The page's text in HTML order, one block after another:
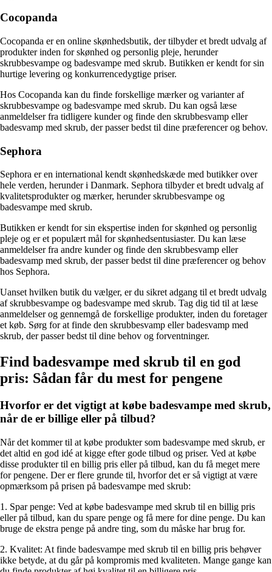
Cocopanda
Cocopanda er en online skønhedsbutik, der tilbyder et bredt udvalg af
produkter inden for skønhed og personlig pleje, herunder
skrubbesvampe og badesvampe med skrub. Butikken er kendt for sin
hurtige levering og konkurrencedygtige priser.
Hos Cocopanda kan du finde forskellige mærker og varianter af
skrubbesvampe og badesvampe med skrub. Du kan også læse
anmeldelser fra tidligere kunder og finde den skrubbesvamp eller
badesvamp med skrub, der passer bedst til dine præferencer og behov.
Sephora
Sephora er en international kendt skønhedskæde med butikker over
hele verden, herunder i Danmark. Sephora tilbyder et bredt udvalg af
kvalitetsprodukter og mærker, herunder skrubbesvampe og
badesvampe med skrub.
Butikken er kendt for sin ekspertise inden for skønhed og personlig
pleje og er et populært mål for skønhedsentusiaster. Du kan læse
anmeldelser fra andre kunder og finde den skrubbesvamp eller
badesvamp med skrub, der passer bedst til dine præferencer og behov
hos Sephora.
Uanset hvilken butik du vælger, er du sikret adgang til et bredt udvalg
af skrubbesvampe og badesvampe med skrub. Tag dig tid til at læse
anmeldelser og gennemgå de forskellige produkter, inden du foretager
et køb. Sørg for at finde den skrubbesvamp eller badesvamp med
skrub, der passer bedst til dine behov og forventninger.
Find badesvampe med skrub til en god
pris: Sådan får du mest for pengene
Hvorfor er det vigtigt at købe badesvampe med skrub,
når de er billige eller på tilbud?
Når det kommer til at købe produkter som badesvampe med skrub, er
det altid en god idé at kigge efter gode tilbud og priser. Ved at købe
disse produkter til en billig pris eller på tilbud, kan du få meget mere
for pengene. Der er flere grunde til, hvorfor det er så vigtigt at være
opmærksom på prisen på badesvampe med skrub:
1. Spar penge: Ved at købe badesvampe med skrub til en billig pris
eller på tilbud, kan du spare penge og få mere for dine penge. Du kan
bruge de ekstra penge på andre ting, som du måske har brug for.
2. Kvalitet: At finde badesvampe med skrub til en billig pris behøver
ikke betyde, at du går på kompromis med kvaliteten. Mange gange kan